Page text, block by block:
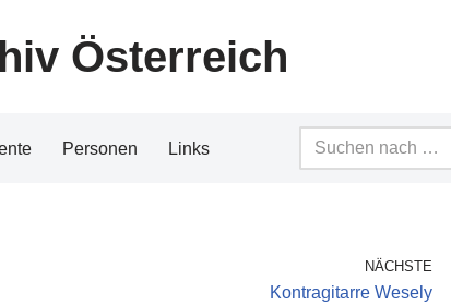
Österreich
Personen Links
NÄCHSTE
Kontragitarre Wesely